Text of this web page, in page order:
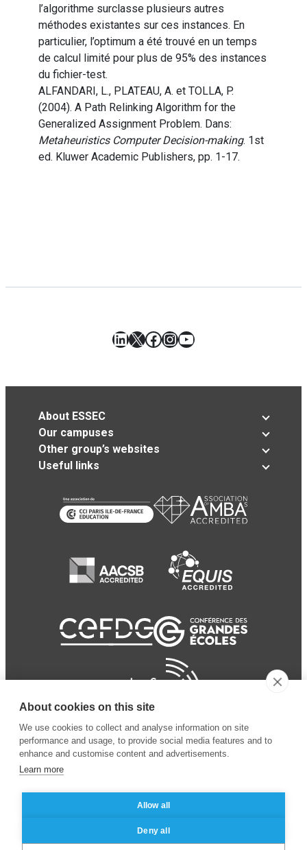
l’algorithme surclasse plusieurs autres
méthodes existantes sur ces instances. En
particulier, l’optimum a été trouvé en un temps
de calcul limité pour plus de 95% des instances
du fichier-test.
ALFANDARI, L., PLATEAU, A. et TOLLA, P.
(2004). A Path Relinking Algorithm for the
Generalized Assignment Problem. Dans:
Metaheuristics Computer Decision-making. 1st
ed. Kluwer Academic Publishers, pp. 1-17.
LinkedIn
X Facebook
Instagram
YouTube
About ESSEC
Our campuses
Other group’s websites
Useful links
© 2024 ESSEC Business
School
Legal notice
privacy policy
About cookies on this site
We use cookies to collect and analyse information on site
performance and usage, to provide social media features and to
enhance and customise content and advertisements.
Learn more
Allow all
Deny all